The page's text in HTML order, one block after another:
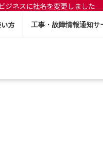
ジネスに社名を変更しました
方 工事・故障情報通知サ